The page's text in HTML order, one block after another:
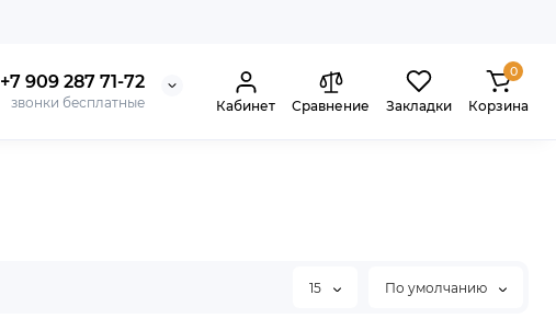
+7 909 287 71-72
звонки бесплатные Кабинет Сравнение Закладки
0
Корзина
15 По умолчанию